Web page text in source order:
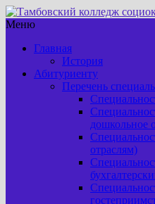
Меню
Главная
История
Абитуриенту
Перечень
дошкольное
отраслям)